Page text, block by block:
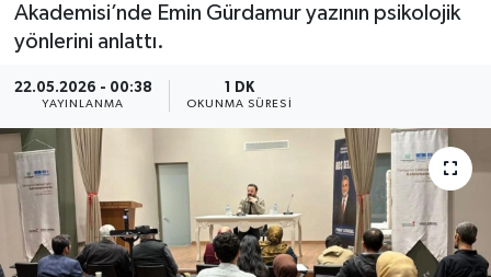
Akademisi’nde Emin Gürdamur yazının psikolojik
yönlerini anlattı.
22.05.2026 - 00:38
YAYINLANMA
1 DK
OKUNMA SÜRESI
TEKNOLOJİ
SAĞLIK
EĞİTİM
İLÇE HABERLERİ
Tüm Manşetler
Son Dakika Haberleri
Haber Arşivi